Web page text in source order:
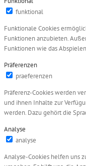
funktional
Funktionale Cookies
Funktionen anzubieten.
Funktionen wie das
Präferenzen
praeferenzen
Präferenz-Cookies werden
und ihnen Inhalte zur
werden. Dazu gehört die
Analyse
analyse
Analyse-Cookies helfen uns